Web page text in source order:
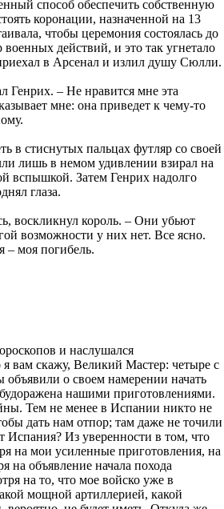
способ обеспечить собственную
коронации, назначенной на 13
чтобы церемония состоялась до
военных действий, и это так угнетало
в Арсенал и излил душу Сюлли.
Генрих. – Не нравится мне эта
мне: она приведет к чему-то
в стиснутых пальцах футляр со своей
лишь в немом удивлении взирал на
вспышкой. Затем Генрих надолго
глаза.
воскликнул король. – Они убьют
возможности у них нет. Все ясно.
– моя погибель.
и наслушался
я вам скажу, Великий Мастер: четыре с
о своем намерении начать
нашими приготовлениями.
Тем не менее в Испании никто не
дать нам отпор; там даже не точили
Испания? Из уверенности в том, что
на мои усиленные приготовления, на
на объявление начала похода
на то, что мое войско уже в
мощной артиллерией, какой